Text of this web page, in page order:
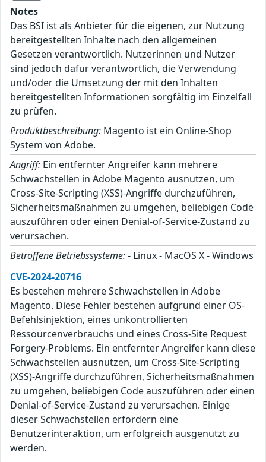
Notes
Das BSI ist als Anbieter für die eigenen, zur Nutzung
bereitgestellten Inhalte nach den allgemeinen
Gesetzen verantwortlich. Nutzerinnen und Nutzer
sind jedoch dafür verantwortlich, die Verwendung
und/oder die Umsetzung der mit den Inhalten
bereitgestellten Informationen sorgfältig im Einzelfall
zu prüfen.
Produktbeschreibung: Magento ist ein Online-Shop
System von Adobe.
Angriff: Ein entfernter Angreifer kann mehrere
Schwachstellen in Adobe Magento ausnutzen, um
Cross-Site-Scripting (XSS)-Angriffe durchzuführen,
Sicherheitsmaßnahmen zu umgehen, beliebigen Code
auszuführen oder einen Denial-of-Service-Zustand zu
verursachen.
Betroffene Betriebssysteme:- Linux - MacOS X - Windows
CVE-2024-20716
Es bestehen mehrere Schwachstellen in Adobe
Magento. Diese Fehler bestehen aufgrund einer OS-
Befehlsinjektion, eines unkontrollierten
Ressourcenverbrauchs und eines Cross-Site Request
Forgery-Problems. Ein entfernter Angreifer kann diese
Schwachstellen ausnutzen, um Cross-Site-Scripting
(XSS)-Angriffe durchzuführen, Sicherheitsmaßnahmen
zu umgehen, beliebigen Code auszuführen oder einen
Denial-of-Service-Zustand zu verursachen. Einige
dieser Schwachstellen erfordern eine
Benutzerinteraktion, um erfolgreich ausgenutzt zu
werden.